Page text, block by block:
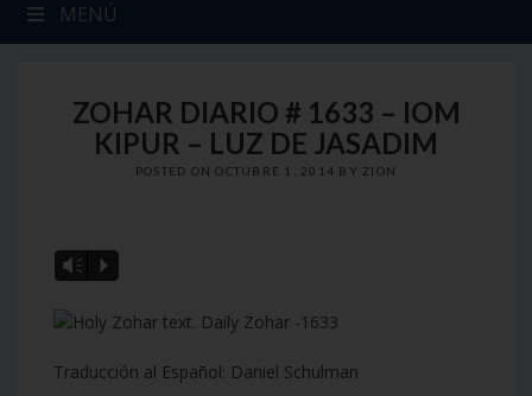
MENÚ
ZOHAR DIARIO # 1633 – IOM
KIPUR – LUZ DE JASADIM
POSTED ONOCTUBRE 1, 2014 BY ZION
Vm P
Traducción al Español: Daniel Schulman